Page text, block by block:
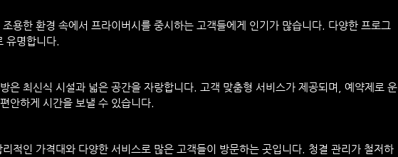
용한 환경 속에서 프라이버시를 중시하는 고객들에게 인기가 많습니다. 다양한 프로그
유명합니다.
은 최신식 시설과 넓은 공간을 자랑합니다. 고객 맞춤형 서비스가 제공되며, 예약제로 운
안하게 시간을 보낼 수 있습니다.
적인 가격대와 다양한 서비스로 많은 고객들이 방문하는 곳입니다. 청결 관리가 철저하